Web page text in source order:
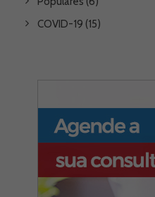
COVID-19 (15)